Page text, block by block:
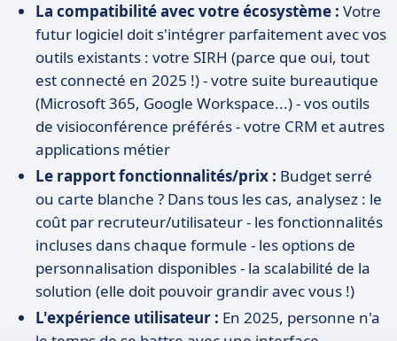
La compatibilité avec votre écosystème : Votre
futur logiciel doit s'intégrer parfaitement avec vos
outils existants : votre SIRH (parce que oui, tout
est connecté en 2025 !) - votre suite bureautique
(Microsoft 365, Google Workspace...) - vos outils
de visioconférence préférés - votre CRM et autres
applications métier
Le rapport fonctionnalités/prix : Budget serré
ou carte blanche ? Dans tous les cas, analysez : le
coût par recruteur/utilisateur - les fonctionnalités
incluses dans chaque formule - les options de
personnalisation disponibles - la scalabilité de la
solution (elle doit pouvoir grandir avec vous !)
L'expérience utilisateur : En 2025, personne n'a